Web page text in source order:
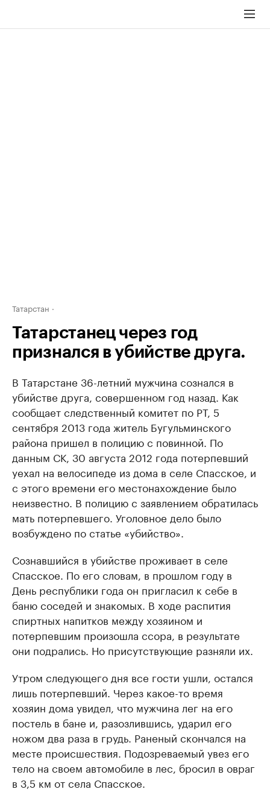
Татарстан
Татарстанец через год
признался в убийстве друга.
В Татарстане 36-летний мужчина сознался в
убийстве друга, совершенном год назад. Как
сообщает следственный комитет по РТ, 5
сентября 2013 года житель Бугульминского
района пришел в полицию с повинной. По
данным СК, 30 августа 2012 года потерпевший
уехал на велосипеде из дома в селе Спасское, и
с этого времени его местонахождение было
неизвестно. В полицию с заявлением обратилась
мать потерпевшего. Уголовное дело было
возбуждено по статье «убийство».
Сознавшийся в убийстве проживает в селе
Спасское. По его словам, в прошлом году в
День республики года он пригласил к себе в
баню соседей и знакомых. В ходе распития
спиртных напитков между хозяином и
потерпевшим произошла ссора, в результате
они подрались. Но присутствующие разняли их.
Утром следующего дня все гости ушли, остался
лишь потерпевший. Через какое-то время
хозяин дома увидел, что мужчина лег на его
постель в бане и, разозлившись, ударил его
ножом два раза в грудь. Раненый скончался на
месте происшествия. Подозреваемый увез его
тело на своем автомобиле в лес, бросил в овраг
в 3,5 км от села Спасское.